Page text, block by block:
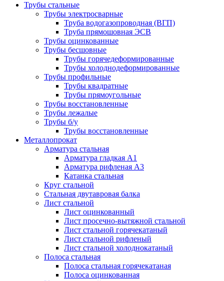
Трубы стальные
Трубы электросварные
Труба водогазопроводная (ВГП)
Труба прямошовная ЭСВ
Трубы оцинкованные
Трубы бесшовные
Трубы горячедеформированные
Трубы холоднодеформированные
Трубы профильные
Трубы квадратные
Трубы прямоугольные
Трубы восстановленные
Трубы лежалые
Трубы б/у
Трубы восстановленные
Металлопрокат
Арматура стальная
Арматура гладкая А1
Арматура рифленая А3
Катанка стальная
Круг стальной
Стальная двутавровая балка
Лист стальной
Лист оцинкованный
Лист просечно-вытяжной стальной
Лист стальной горячекатаный
Лист стальной рифленый
Лист стальной холоднокатаный
Полоса стальная
Полоса стальная горячекатаная
Полоса оцинкованная